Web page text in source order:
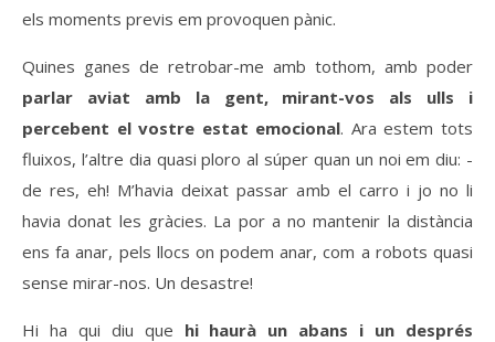
els moments previs em provoquen pànic.
Quines ganes de retrobar-me amb tothom, amb poder
parlar aviat amb la gent, mirant-vos als ulls i
percebent el vostre estat emocional. Ara estem tots
fluixos, l’altre dia quasi ploro al súper quan un noi em diu: -
de res, eh! M’havia deixat passar amb el carro i jo no li
havia donat les gràcies. La por a no mantenir la distància
ens fa anar, pels llocs on podem anar, com a robots quasi
sense mirar-nos. Un desastre!
Hi ha qui diu que hi haurà un abans i un després